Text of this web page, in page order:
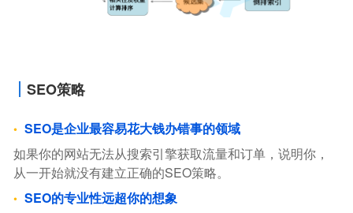
SEO策略
SEO是企业最容易花大钱办错事的领域
如果你的网站无法从搜索引擎获取流量和订单，说明你，
从一开始就没有建立正确的SEO策略。
SEO的专业性远超你的想象